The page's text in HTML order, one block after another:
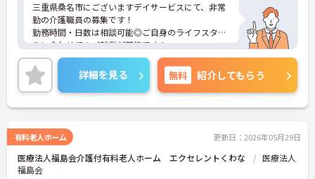
三重県桑名市にございますデイサービスにて、非常
勤の介護職員の募集です！
勤務時間・日数は相談可能◎ご自身のライフスタイ
ルに合わせてのご就業が可能です！
また土日は固定休みなので、プライベートな時間も
しっかり確保でき、メリハリをつけたご就業が可能
です◎
ご興味ある方には、面接対策ポイントなど、さらに
詳細をお話しいたしますのでお気軽にご相談くださ
詳細を見る 無料 紹介してもらう
有料老人ホーム 更新日：2026年05月29日
医療法人福島会介護付有料老人ホーム エクセレントくわな
医療法人
福島会